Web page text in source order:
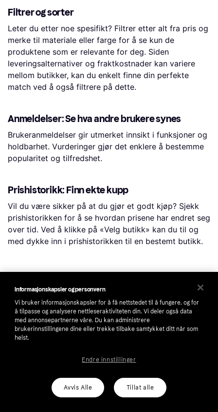
Filtrer og sorter
Leter du etter noe spesifikt? Filtrer etter alt fra pris og
merke til materiale eller farge for å se kun de
produktene som er relevante for deg. Siden
leveringsalternativer og fraktkostnader kan variere
mellom butikker, kan du enkelt finne din perfekte
match ved å også filtrere på dette.
Anmeldelser: Se hva andre brukere synes
Brukeranmeldelser gir utmerket innsikt i funksjoner og
holdbarhet. Vurderinger gjør det enklere å bestemme
popularitet og tilfredshet.
Prishistorikk: Finn ekte kupp
Vil du være sikker på at du gjør et godt kjøp? Sjekk
prishistorikken for å se hvordan prisene har endret seg
over tid. Ved å klikke på «Velg butikk» kan du til og
med dykke inn i prishistorikken til en bestemt butikk.
Populære søk i Kjøkkentilbehør
Stanley Tumbler Snus Stjerne Riflet Jul
Hydro Flask Villeroy Boch Toys Delight
Royal Copenhagen Riflet
Stanley Mug
Mummikopp Frederik Bagger Crispy
Informasjonskapsler og personvern
Vi bruker informasjonskapsler for å få nettstedet til å fungere, og for
å tilpasse og analysere nettleseraktiviteten din. Vi deler også data
med annonsepartnerne våre. Du kan administrere
brukerinnstillingene dine eller trekke tilbake samtykket ditt når som
helst.
Avvis Alle Tillat alle
Endre innstillinger